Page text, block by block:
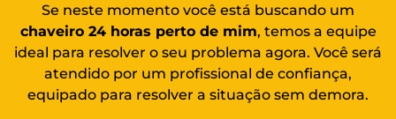
Se neste momento você está buscando um
chaveiro 24 horas perto de mim, temos a equipe
ideal para resolver o seu problema agora. Você será
atendido por um profissional de confiança,
equipado para resolver a situação sem demora.